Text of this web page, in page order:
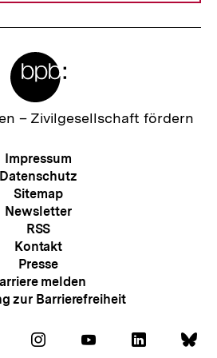
– Zivilgesellschaft fördern
Meta-
Navigation
Impressum
Datenschutz
Sitemap
Newsletter
RSS
Kontakt
Presse
melden
zur Barrierefreiheit
Folgen
Auf
Folgen FolgenZum